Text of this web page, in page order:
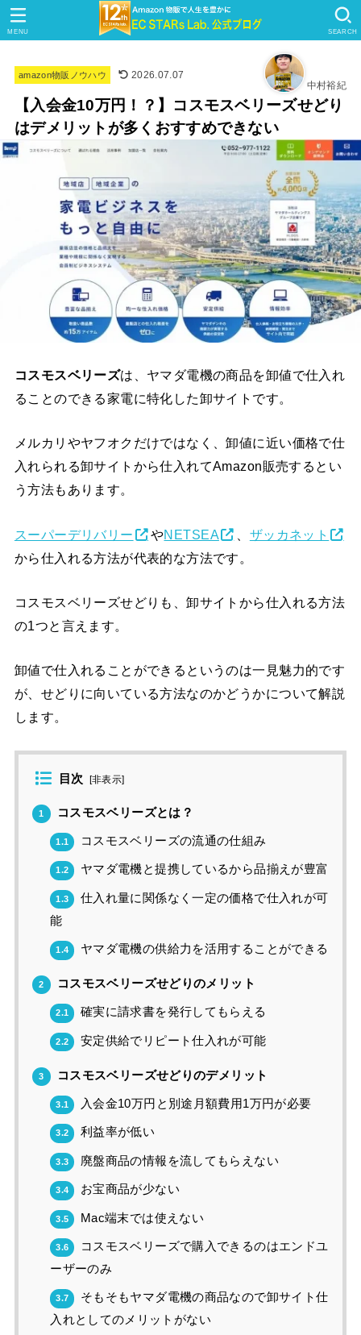
SEARCH
MENU
amazon物販ノウハウ
2026.07.07
中村裕紀
【入会金10万円！？】コスモスベリーズせどり
はデメリットが多くおすすめできない
コスモスベリーズは、ヤマダ電機の商品を卸値で仕入れ
ることのできる家電に特化した卸サイトです。
メルカリやヤフオクだけではなく、卸値に近い価格で仕
入れられる卸サイトから仕入れてAmazon販売するとい
う方法もあります。
スーパーデリバリー やNETSEA
ザッカネット
から仕入れる方法が代表的な方法です。
コスモスベリーズせどりも、卸サイトから仕入れる方法
の1つと言えます。
卸値で仕入れることができるというのは一見魅力的です
が、せどりに向いている方法なのかどうかについて解説
します。
目次 [非表示]
1 コスモスベリーズとは？
1.1 コスモスベリーズの流通の仕組み
1.2 ヤマダ電機と提携しているから品揃えが豊富
1.3
仕入れ量に関係なく一定の価格で仕入れが可
能
1.4 ヤマダ電機の供給力を活用することができる
2 コスモスベリーズせどりのメリット
2.1 確実に請求書を発行してもらえる
2.2 安定供給でリピート仕入れが可能
3 コスモスベリーズせどりのデメリット
3.1 入会金10万円と別途月額費用1万円が必要
3.2 利益率が低い
3.3 廃盤商品の情報を流してもらえない
3.4 お宝商品が少ない
3.5 Mac端末では使えない
3.6
コスモスベリーズで購入できるのはエンドユ
ーザーのみ
3.7
そもそもヤマダ電機の商品なので卸サイト仕
入れとしてのメリットがない